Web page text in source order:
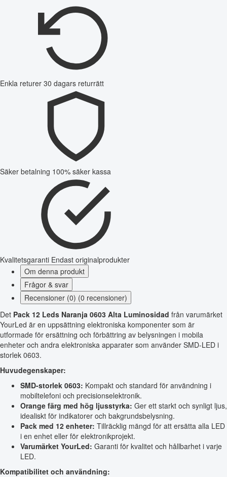
Enkla returer 30 dagars returrätt
Säker betalning 100% säker kassa
Kvalitetsgaranti Endast originalprodukter
Om denna produkt
Frågor & svar
Recensioner (0) (0 recensioner)
Det Pack 12 Leds Naranja 0603 Alta Luminosidad från varumärket
YourLed är en uppsättning elektroniska komponenter som är
utformade för ersättning och förbättring av belysningen i mobila
enheter och andra elektroniska apparater som använder SMD-LED i
storlek 0603.
Huvudegenskaper:
SMD-storlek 0603: Kompakt och standard för användning i
mobiltelefoni och precisionselektronik.
Orange färg med hög ljusstyrka: Ger ett starkt och synligt ljus,
idealiskt för indikatorer och bakgrundsbelysning.
Pack med 12 enheter: Tillräcklig mängd för att ersätta alla LED
i en enhet eller för elektronikprojekt.
Varumärket YourLed: Garanti för kvalitet och hållbarhet i varje
LED.
Kompatibilitet och användning: